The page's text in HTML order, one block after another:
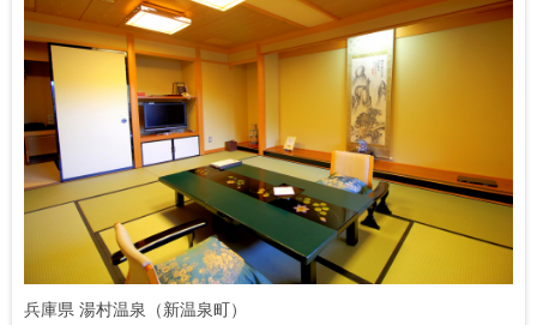
兵庫県 湯村温泉（新温泉町）